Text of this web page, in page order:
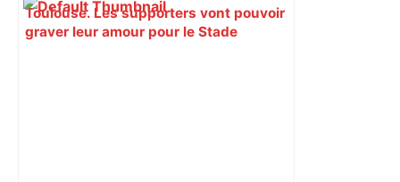
Toulouse. Les supporters vont pouvoir
graver leur amour pour le Stade